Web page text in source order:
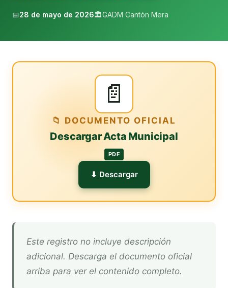
📅28 de mayo de 2026🏛️GADM Cantón Mera
📄
📁 DOCUMENTO OFICIAL
Descargar Acta Municipal
PDF
⬇ Descargar
Este registro no incluye descripción
adicional. Descarga el documento oficial
arriba para ver el contenido completo.